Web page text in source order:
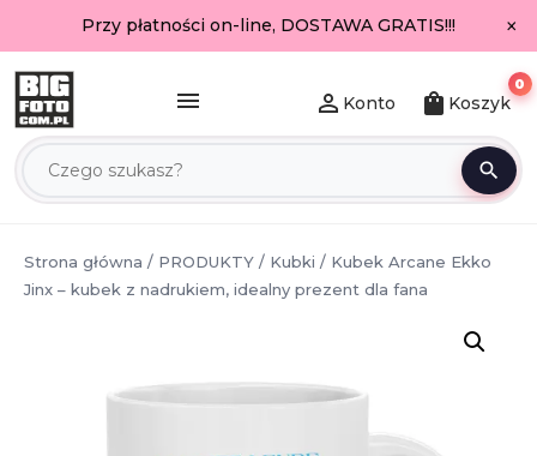
Przy płatności on-line, DOSTAWA GRATIS!!! ×
menu
search
person_outline Konto shopping_bag Koszyk
0
Strona główna / PRODUKTY / Kubki / Kubek Arcane Ekko
Jinx – kubek z nadrukiem, idealny prezent dla fana